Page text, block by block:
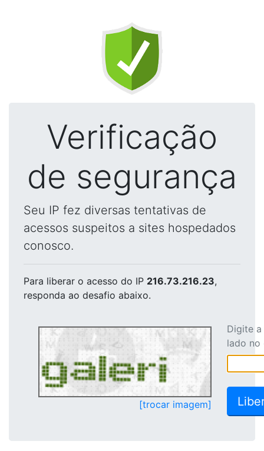
Verificação
de segurança
Seu IP fez diversas tentativas de
acessos suspeitos a sites hospedados
conosco.
Para liberar o acesso do IP 216.73.216.23,
responda ao desafio abaixo.
[trocar imagem]
Digite
lado no